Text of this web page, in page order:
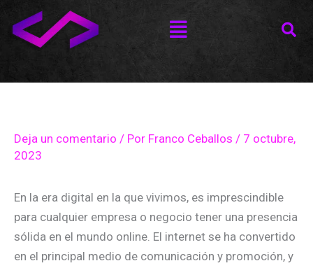
contenido
Menú
Deja un comentario / Por Franco Ceballos / 7 octubre,
2023
En la era digital en la que vivimos, es imprescindible
para cualquier empresa o negocio tener una presencia
sólida en el mundo online. El internet se ha convertido
en el principal medio de comunicación y promoción, y